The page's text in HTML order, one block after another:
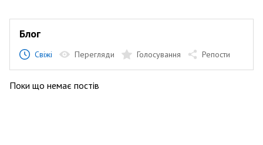
Блог
Свіжі Перегляди Голосування Репости
Поки що немає постів